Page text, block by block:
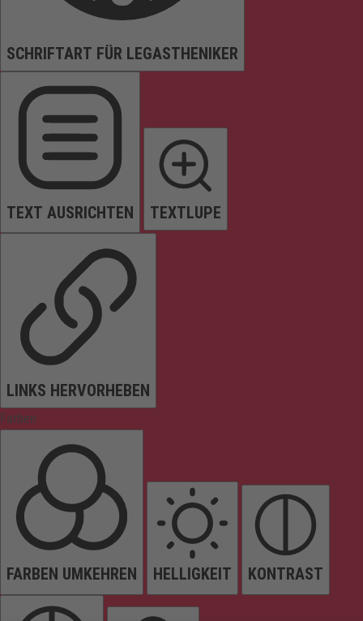
SCHRIFTART FÜR LEGASTHENIKER
TEXT AUSRICHTEN TEXTLUPE
LINKS HERVORHEBEN
Farben
FARBEN UMKEHREN HELLIGKEIT KONTRAST